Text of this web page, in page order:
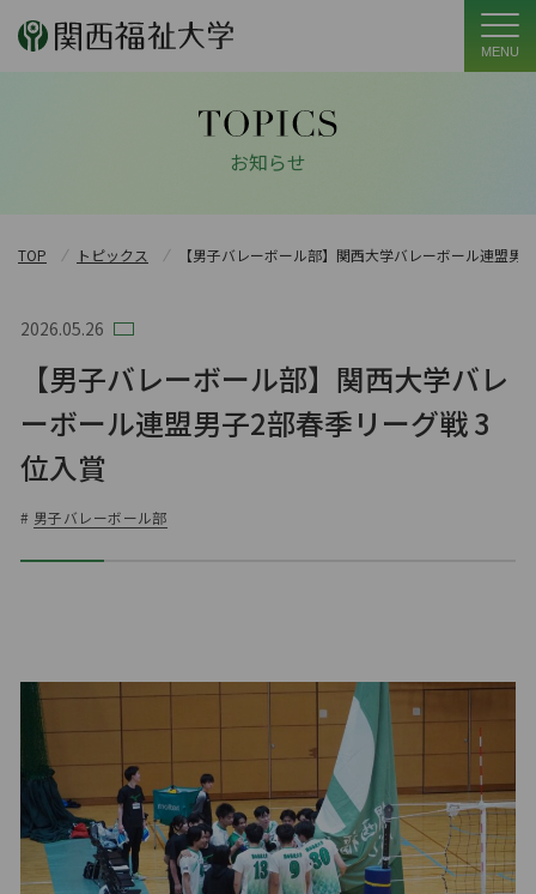
MENU
お知らせ
TOP トピックス 【男子バレーボール部】関西大学バレーボール連盟男
2026.05.26
【男子バレーボール部】関西大学バレ
ーボール連盟男子2部春季リーグ戦 3
位入賞
# 男子バレーボール部